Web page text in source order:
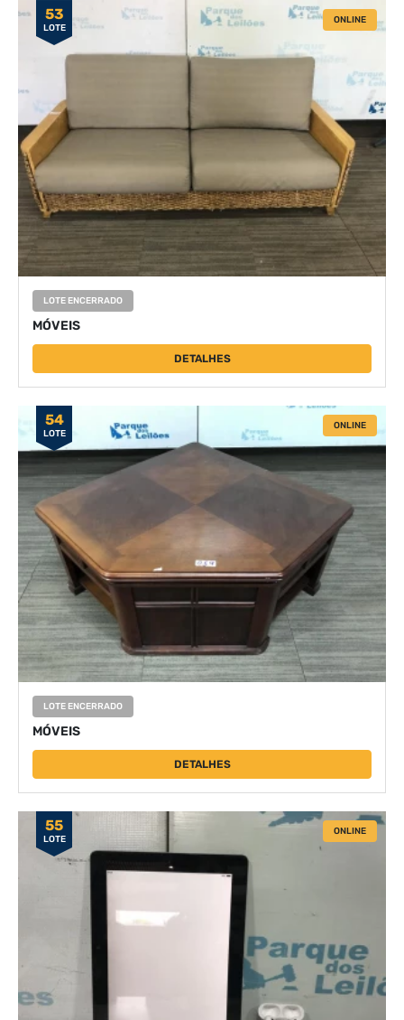
53
LOTE
ONLINE
LOTE ENCERRADO
MÓVEIS
DETALHES
54
LOTE
ONLINE
LOTE ENCERRADO
MÓVEIS
DETALHES
55
LOTE
ONLINE